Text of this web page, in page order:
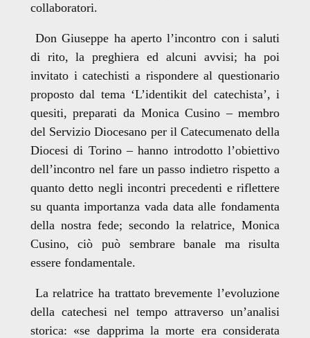
collaboratori.
Don Giuseppe ha aperto l’incontro con i saluti
di rito, la preghiera ed alcuni avvisi; ha poi
invitato i catechisti a rispondere al questionario
proposto dal tema ‘L’identikit del catechista’, i
quesiti, preparati da Monica Cusino – membro
del Servizio Diocesano per il Catecumenato della
Diocesi di Torino – hanno introdotto l’obiettivo
dell’incontro nel fare un passo indietro rispetto a
quanto detto negli incontri precedenti e riflettere
su quanta importanza vada data alle fondamenta
della nostra fede; secondo la relatrice, Monica
Cusino, ciò può sembrare banale ma risulta
essere fondamentale.
La relatrice ha trattato brevemente l’evoluzione
della catechesi nel tempo attraverso un’analisi
storica: «se dapprima la morte era considerata